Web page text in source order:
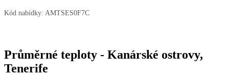
Kód nabídky: AMTSES0F7C
Průměrné teploty - Kanárské ostrovy,
Tenerife